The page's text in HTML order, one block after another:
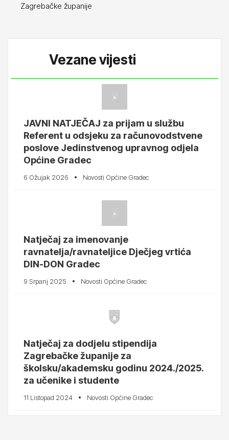
Zagrebačke županije
Vezane vijesti
JAVNI NATJEČAJ za prijam u službu
Referent u odsjeku za računovodstvene
poslove Jedinstvenog upravnog odjela
Općine Gradec
6 Ožujak 2026 Novosti Općine Gradec
Natječaj za imenovanje
ravnatelja/ravnateljice Dječjeg vrtića
DIN-DON Gradec
9 Srpanj 2025 Novosti Općine Gradec
Natječaj za dodjelu stipendija
Zagrebačke županije za
školsku/akademsku godinu 2024./2025.
za učenike i studente
11 Listopad 2024 Novosti Općine Gradec